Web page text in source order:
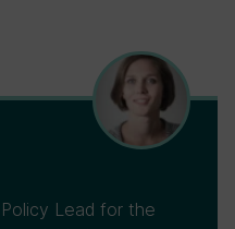
Lead for the